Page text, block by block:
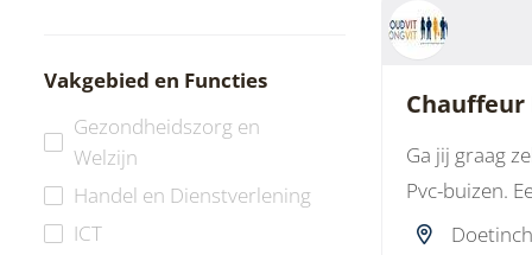
Vakgebied en Functies
Gezondheidszorg en
Welzijn
Handel en Dienstverlening
ICT
Chauffeur
Ga jij graag
Pvc-buizen.